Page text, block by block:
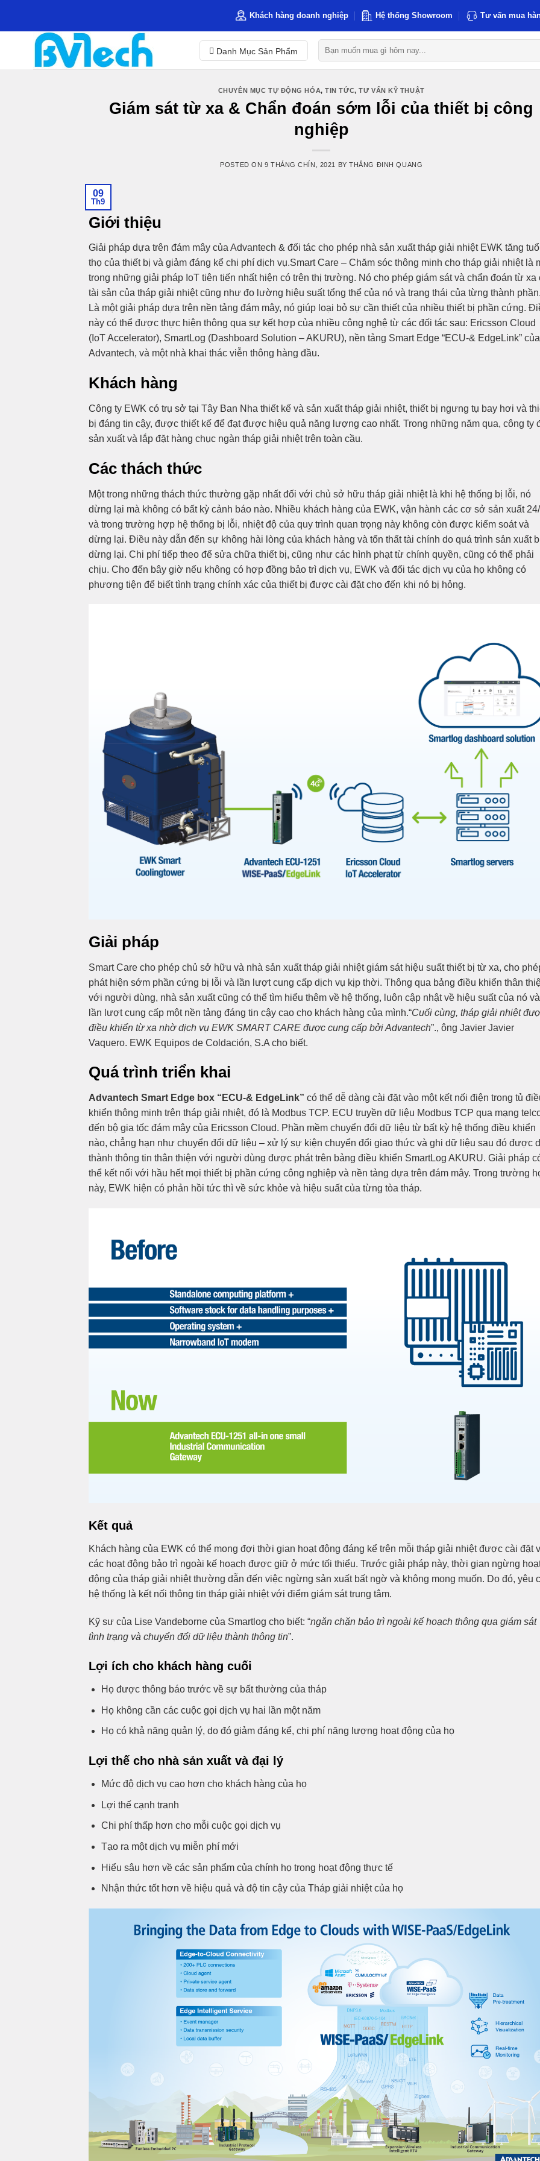
Khách hàng doanh nghiệp Hệ thống Showroom Tư vấn mua
Danh Mục Sản Phẩm
Tìm
kiếm:
CHUYÊN MỤC TỰ ĐỘNG HÓA,TIN TỨC,TƯ VẤN KỸ THUẬT
Giám sát từ xa & Chẩn đoán sớm lỗi của thiết bị công
nghiệp
POSTED ON 9 THÁNG CHÍN, 2021 BYTHẮNG ĐINH QUANG
09
Th9
Giới thiệu
Giải pháp dựa trên đám mây của Advantech & đối tác cho phép nhà sản xuất tháp giải nhiệt EWK tăng
thọ của thiết bị và giảm đáng kể chi phí dịch vụ.Smart Care – Chăm sóc thông minh cho tháp giải nhiệt là
trong những giải pháp IoT tiên tiến nhất hiện có trên thị trường. Nó cho phép giám sát và chẩn đoán từ xa
tài sản của tháp giải nhiệt cũng như đo lường hiệu suất tổng thể của nó và trạng thái của từng thành phần.
Là một giải pháp dựa trên nền tảng đám mây, nó giúp loại bỏ sự cần thiết của nhiều thiết bị phần cứng.
này có thể được thực hiện thông qua sự kết hợp của nhiều công nghệ từ các đối tác sau: Ericsson Cloud
(IoT Accelerator), SmartLog (Dashboard Solution – AKURU), nền tảng Smart Edge “ECU-& EdgeLink” của
Advantech, và một nhà khai thác viễn thông hàng đầu.
Khách hàng
Công ty EWK có trụ sở tại Tây Ban Nha thiết kế và sản xuất tháp giải nhiệt, thiết bị ngưng tụ bay hơi và
bị đáng tin cậy, được thiết kế để đạt được hiệu quả năng lượng cao nhất. Trong những năm qua, công ty
sản xuất và lắp đặt hàng chục ngàn tháp giải nhiệt trên toàn cầu.
Các thách thức
Một trong những thách thức thường gặp nhất đối với chủ sở hữu tháp giải nhiệt là khi hệ thống bị lỗi, nó
dừng lại mà không có bất kỳ cảnh báo nào. Nhiều khách hàng của EWK, vận hành các cơ sở sản xuất
và trong trường hợp hệ thống bị lỗi, nhiệt độ của quy trình quan trọng này không còn được kiểm soát và
dừng lại. Điều này dẫn đến sự không hài lòng của khách hàng và tổn thất tài chính do quá trình sản xuất
dừng lại. Chi phí tiếp theo để sửa chữa thiết bị, cũng như các hình phạt từ chính quyền, cũng có thể phải
chịu. Cho đến bây giờ nếu không có hợp đồng bảo trì dịch vụ, EWK và đối tác dịch vụ của họ không có
phương tiện để biết tình trạng chính xác của thiết bị được cài đặt cho đến khi nó bị hỏng.
Giải pháp
Smart Care cho phép chủ sở hữu và nhà sản xuất tháp giải nhiệt giám sát hiệu suất thiết bị từ xa, cho
phát hiện sớm phần cứng bị lỗi và lần lượt cung cấp dịch vụ kịp thời. Thông qua bảng điều khiển thân
với người dùng, nhà sản xuất cũng có thể tìm hiểu thêm về hệ thống, luôn cập nhật về hiệu suất của nó và
lần lượt cung cấp một nền tảng đáng tin cậy cao cho khách hàng của mình.“Cuối cùng, tháp giải nhiệt
điều khiển từ xa nhờ dịch vụ EWK SMART CARE được cung cấp bởi Advantech”., ông Javier Javier
Vaquero. EWK Equipos de Coldación, S.A cho biết.
Quá trình triển khai
Advantech Smart Edge box “ECU-& EdgeLink” có thể dễ dàng cài đặt vào một kết nối điện trong tủ
khiển thông minh trên tháp giải nhiệt, đó là Modbus TCP. ECU truyền dữ liệu Modbus TCP qua mạng
đến bộ gia tốc đám mây của Ericsson Cloud. Phần mềm chuyển đổi dữ liệu từ bất kỳ hệ thống điều khiển
nào, chẳng hạn như chuyển đổi dữ liệu – xử lý sự kiện chuyển đổi giao thức và ghi dữ liệu sau đó được
thành thông tin thân thiện với người dùng được phát trên bảng điều khiển SmartLog AKURU. Giải pháp
thể kết nối với hầu hết mọi thiết bị phần cứng công nghiệp và nền tảng dựa trên đám mây. Trong trường
này, EWK hiện có phản hồi tức thì về sức khỏe và hiệu suất của từng tòa tháp.
Kết quả
Khách hàng của EWK có thể mong đợi thời gian hoạt động đáng kể trên mỗi tháp giải nhiệt được cài đặt
các hoạt động bảo trì ngoài kế hoạch được giữ ở mức tối thiểu. Trước giải pháp này, thời gian ngừng
động của tháp giải nhiệt thường dẫn đến việc ngừng sản xuất bất ngờ và không mong muốn. Do đó, yêu
hệ thống là kết nối thông tin tháp giải nhiệt với điểm giám sát trung tâm.
Kỹ sư của Lise Vandeborne của Smartlog cho biết: “ngăn chặn bảo trì ngoài kế hoạch thông qua giám sát
tình trạng và chuyển đổi dữ liệu thành thông tin”.
Lợi ích cho khách hàng cuối
Họ được thông báo trước về sự bất thường của tháp
Họ không cần các cuộc gọi dịch vụ hai lần một năm
Họ có khả năng quản lý, do đó giảm đáng kể, chi phí năng lượng hoạt động của họ
Lợi thế cho nhà sản xuất và đại lý
Mức độ dịch vụ cao hơn cho khách hàng của họ
Lợi thế cạnh tranh
Chi phí thấp hơn cho mỗi cuộc gọi dịch vụ
Tạo ra một dịch vụ miễn phí mới
Hiểu sâu hơn về các sản phẩm của chính họ trong hoạt động thực tế
Nhận thức tốt hơn về hiệu quả và độ tin cậy của Tháp giải nhiệt của họ